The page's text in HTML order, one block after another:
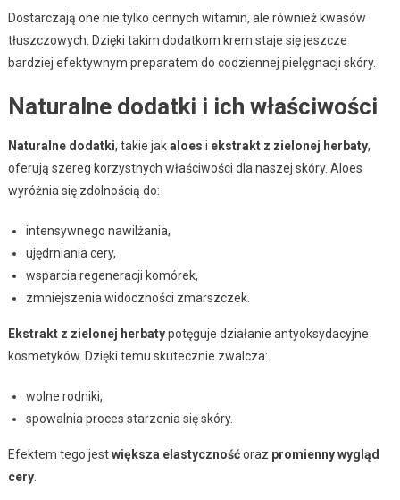
Dostarczają one nie tylko cennych witamin, ale również kwasów
tłuszczowych. Dzięki takim dodatkom krem staje się jeszcze
bardziej efektywnym preparatem do codziennej pielęgnacji skóry.
Naturalne dodatki i ich właściwości
Naturalne dodatki, takie jakaloes i ekstrakt z zielonej herbaty,
oferują szereg korzystnych właściwości dla naszej skóry. Aloes
wyróżnia się zdolnością do:
intensywnego nawilżania,
ujędrniania cery,
wsparcia regeneracji komórek,
zmniejszenia widoczności zmarszczek.
Ekstrakt z zielonej herbatypotęguje działanie antyoksydacyjne
kosmetyków. Dzięki temu skutecznie zwalcza:
wolne rodniki,
spowalnia proces starzenia się skóry.
Efektem tego jestwiększa elastycznośćoraz promienny wygląd
cery.